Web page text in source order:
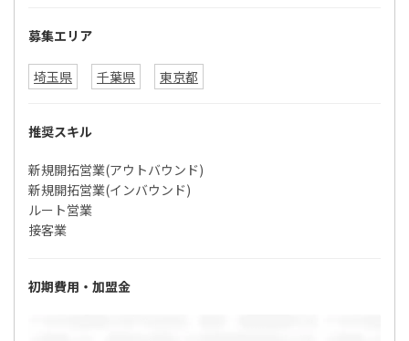
募集エリア
埼玉県 千葉県 東京都
推奨スキル
新規開拓営業(アウトバウンド)
新規開拓営業(インバウンド)
ルート営業
接客業
初期費用・加盟金